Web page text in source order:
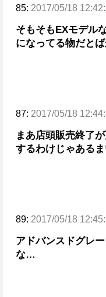
85: 2017/05/18
そもそもEXモデル
になってる物だと
87: 2017/05/18
まあ店頭販売終了
するわけじゃある
89: 2017/05/18
アドバンスドグレ
な…